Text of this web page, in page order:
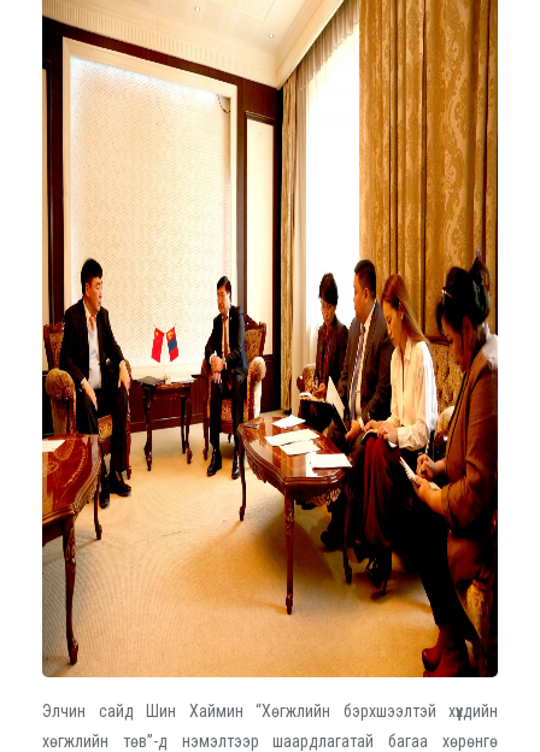
Элчин сайд Шин Хаймин “Хөгжлийн бэрхшээлтэй хүүхдийн
хөгжлийн төв”-д нэмэлтээр шаардлагатай багаа хөрөнгө